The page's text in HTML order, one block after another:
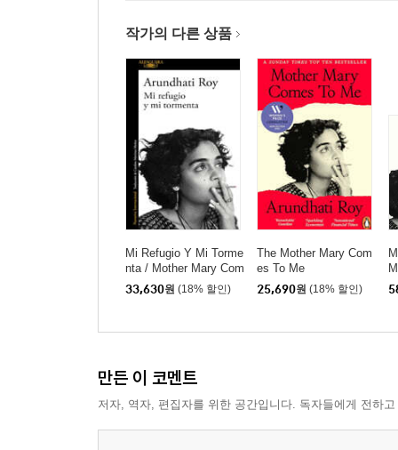
작가의 다른 상품
Mi Refugio Y Mi Torme
nta / Mother Mary Com
es to Me
33,630원 (18% 할인)
The Mother Mary Com
es To Me
25,690원 (18% 할인)
만든 이 코멘트
저자, 역자, 편집자를 위한 공간입니다. 독자들에게 전하